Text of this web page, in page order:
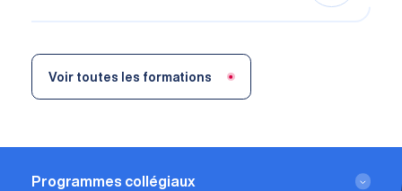
Voir toutes les formations
Programmes collégiaux